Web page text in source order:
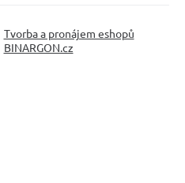
Tvorba a pronájem eshopů
BINARGON.cz